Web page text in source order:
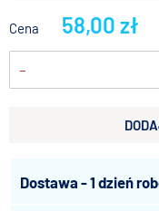
Cena 58,00 zł
-
Dostawa - 1 dzień